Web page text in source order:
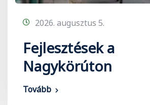
2026. augusztus 5.
Fejlesztések a
Nagykörúton
Tovább